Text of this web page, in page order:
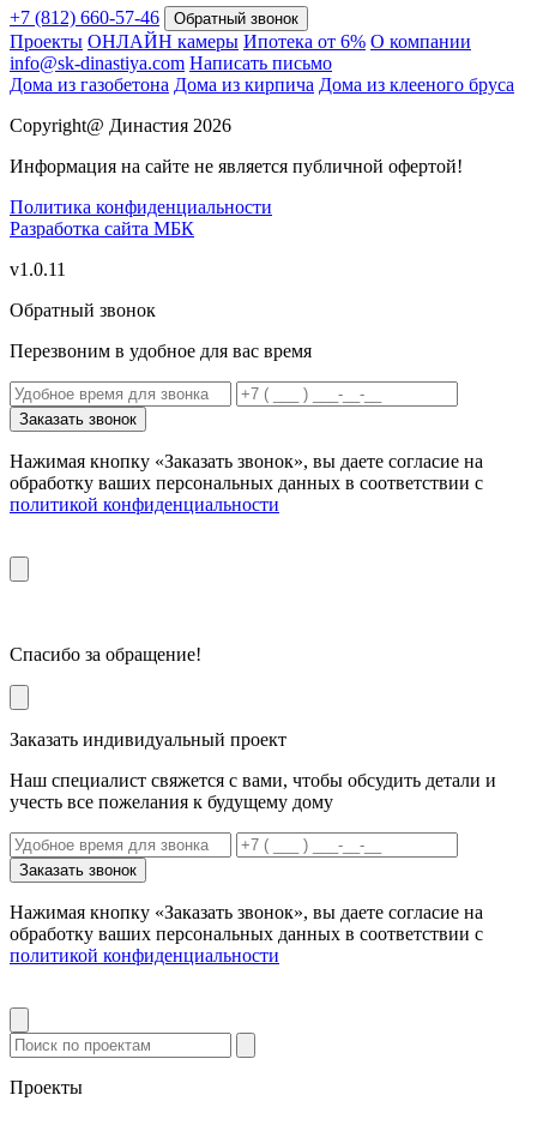
+7 (812) 660-57-46 Обратный звонок
Проекты ОНЛАЙН камеры Ипотека от 6% О компании
info@sk-dinastiya.com Написать письмо
Дома из газобетона Дома из кирпича Дома из клееного бруса
Copyright@ Династия 2026
Информация на сайте не является публичной офертой!
Политика конфиденциальности
Разработка сайта МБК
v1.0.11
Обратный звонок
Перезвоним в удобное для вас время
Заказать звонок
Нажимая кнопку «Заказать звонок», вы даете согласие на
обработку ваших персональных данных в соответствии с
политикой конфиденциальности
Спасибо за обращение!
Заказать индивидуальный проект
Наш специалист свяжется с вами, чтобы обсудить детали и
учесть все пожелания к будущему дому
Заказать звонок
Нажимая кнопку «Заказать звонок», вы даете согласие на
обработку ваших персональных данных в соответствии с
политикой конфиденциальности
Проекты